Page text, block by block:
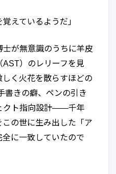
えているようだ」
が無意識のうちに羊皮
）のレリーフを見
く火花を散らすほどの
書きの癖、ペンの引き
クト指向設計——千年
の世に生み出した「ア
に一致していたので